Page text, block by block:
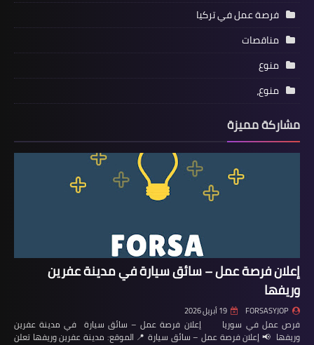
فرصة عمل في تركيا
مناقصات
منوع
منوع،
مشاركة مميزة
إعلان فرصة عمل – سائق سيارة في مدينة عفرين
وريفها
FORSASYJOP 19 أبريل 2026
فرص عمل في سوريا إعلان فرصة عمل – سائق سيارة في مدينة عفرين
وريفها 📢 إعلان فرصة عمل – سائق سيارة 📍 الموقع: مدينة عفرين وريفها تعلن